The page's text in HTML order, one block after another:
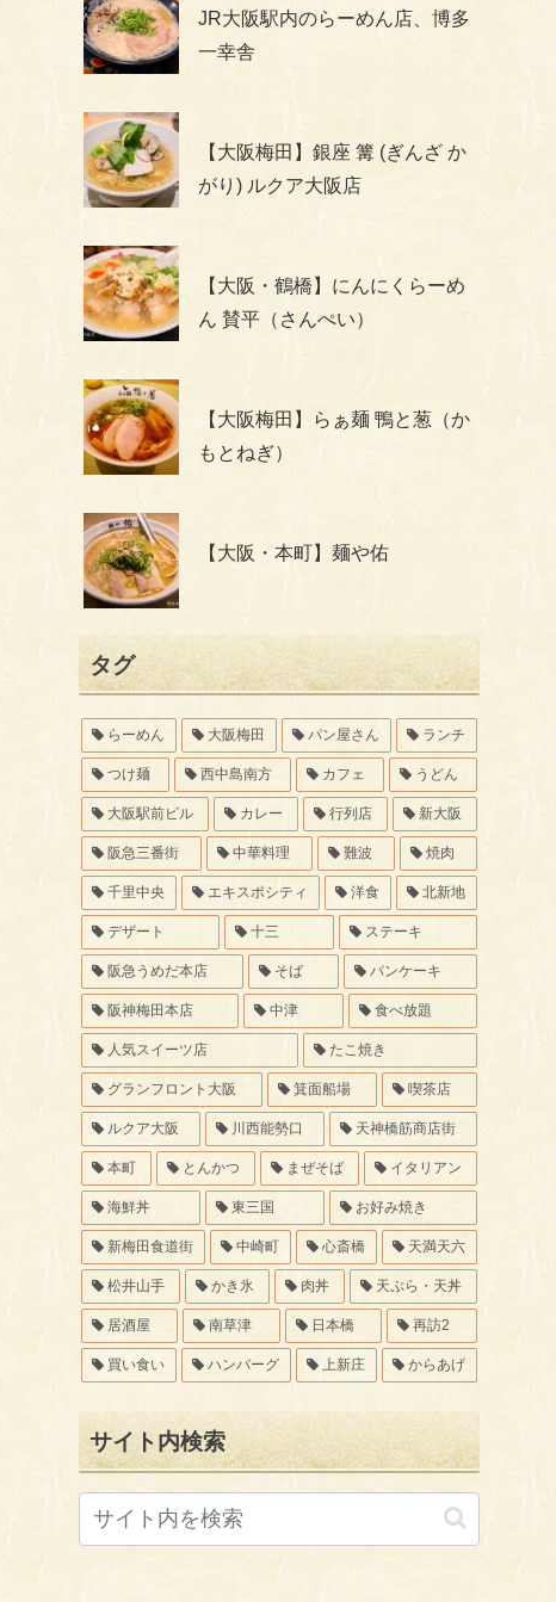
JR大阪駅内のらーめん店、博多
一幸舎
【大阪梅田】銀座 篝 (ぎんざ か
がり) ルクア大阪店
【大阪・鶴橋】にんにくらーめ
ん 賛平（さんぺい）
【大阪梅田】らぁ麺 鴨と葱（か
もとねぎ）
【大阪・本町】麺や佑
タグ
らーめん 大阪梅田 パン屋さん ランチ
つけ麺 西中島南方 カフェ うどん
大阪駅前ビル カレー 行列店 新大阪
阪急三番街 中華料理 難波 焼肉
千里中央 エキスポシティ 洋食 北新地
デザート 十三 ステーキ
阪急うめだ本店 そば パンケーキ
阪神梅田本店 中津 食べ放題
人気スイーツ店 たこ焼き
グランフロント大阪 箕面船場 喫茶店
ルクア大阪 川西能勢口 天神橋筋商店街
本町 とんかつ まぜそば イタリアン
海鮮丼 東三国 お好み焼き
新梅田食道街 中崎町 心斎橋 天満天六
松井山手 かき氷 肉丼 天ぷら・天丼
居酒屋 南草津 日本橋 再訪2
買い食い ハンバーグ 上新庄 からあげ
サイト内検索